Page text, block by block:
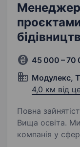
Менеджер
45 000 – 70
Модулекс,
4,0 км від
Повна
Вища освіта. Ми — провідна українська
компанія у